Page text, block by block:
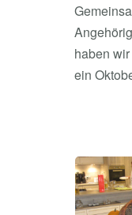
haben
ein